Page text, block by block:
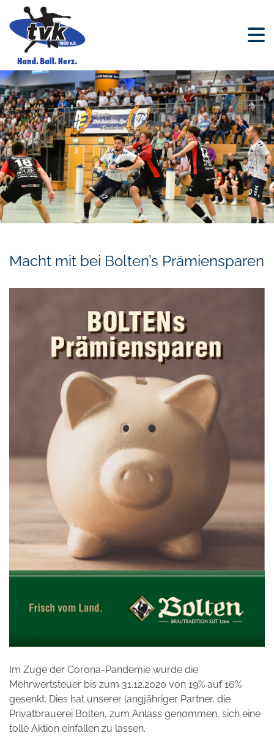
Macht mit bei Bolten’s Prämiensparen
Im Zuge der Corona-Pandemie wurde die
Mehrwertsteuer bis zum 31.12.2020 von 19% auf 16%
gesenkt. Dies hat unserer langjähriger Partner, die
Privatbrauerei Bolten, zum Anlass genommen, sich eine
tolle Aktion einfallen zu lassen.